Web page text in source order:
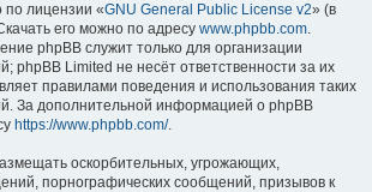
по лицензии «GNU General Public License v2» (в
его можно по адресу www.phpbb.com.
phpBB служит только для организации
phpBB Limited не несёт ответственности за их
правилами поведения и использования таких
За дополнительной информацией о phpBB
https://www.phpbb.com/.
оскорбительных, угрожающих,
порнографических сообщений, призывов к